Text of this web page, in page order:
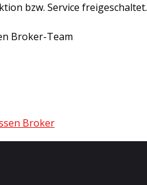
bzw. Service freigeschaltet.
Broker-Team
Broker